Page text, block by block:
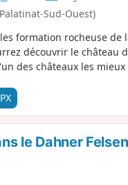
Sud-Ouest)
formation rocheuse de
découvrir le
des châteaux les
le Dahner